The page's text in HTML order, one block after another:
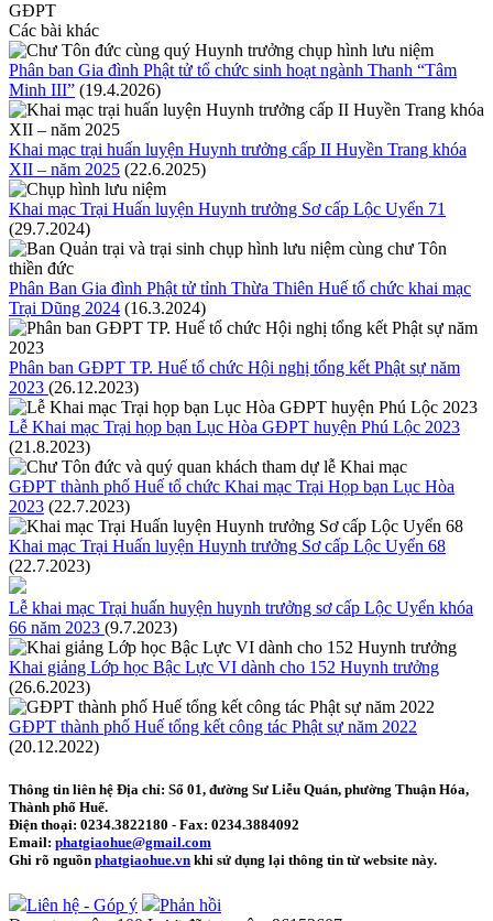
GĐPT
Các bài khác
Phân ban Gia đình Phật tử tổ chức sinh hoạt ngành Thanh “Tâm
Minh III” (19.4.2026)
Khai mạc trại huấn luyện Huynh trưởng cấp II Huyền Trang khóa
XII – năm 2025 (22.6.2025)
Khai mạc Trại Huấn luyện Huynh trưởng Sơ cấp Lộc Uyển 71
(29.7.2024)
Phân Ban Gia đình Phật tử tỉnh Thừa Thiên Huế tổ chức khai mạc
Trại Dũng 2024 (16.3.2024)
Phân ban GĐPT TP. Huế tổ chức Hội nghị tổng kết Phật sự năm
2023 (26.12.2023)
Lễ Khai mạc Trại họp bạn Lục Hòa GĐPT huyện Phú Lộc 2023
(21.8.2023)
GĐPT thành phố Huế tổ chức Khai mạc Trại Họp bạn Lục Hòa
2023 (22.7.2023)
Khai mạc Trại Huấn luyện Huynh trưởng Sơ cấp Lộc Uyển 68
(22.7.2023)
Lễ khai mạc Trại huấn huyện huynh trưởng sơ cấp Lộc Uyển khóa
66 năm 2023 (9.7.2023)
Khai giảng Lớp học Bậc Lực VI dành cho 152 Huynh trưởng
(26.6.2023)
GĐPT thành phố Huế tổng kết công tác Phật sự năm 2022
(20.12.2022)
Thông tin liên hệ Địa chỉ: Số 01, đường Sư Liễu Quán, phường Thuận Hóa,
Thành phố Huế.
Điện thoại: 0234.3822180 - Fax: 0234.3884092
Email: phatgiaohue@gmail.com
Ghi rõ nguồn phatgiaohue.vn khi sử dụng lại thông tin từ website này.
Liên hệ - Góp ý
Phản hồi